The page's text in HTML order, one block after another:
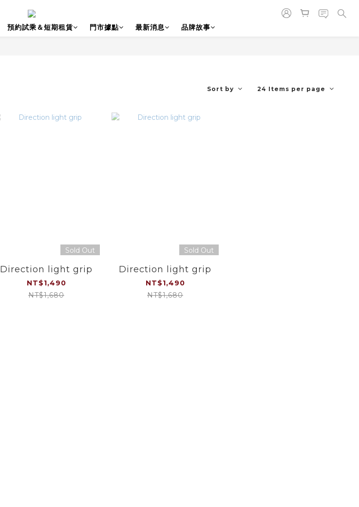
預約試乘＆短期租賃 門市據點 最新消息 品牌故事
Sort by 24 Items per page
Sold Out
Direction light grip
NT$1,490
NT$1,680
Sold Out
Direction light grip
NT$1,490
NT$1,680